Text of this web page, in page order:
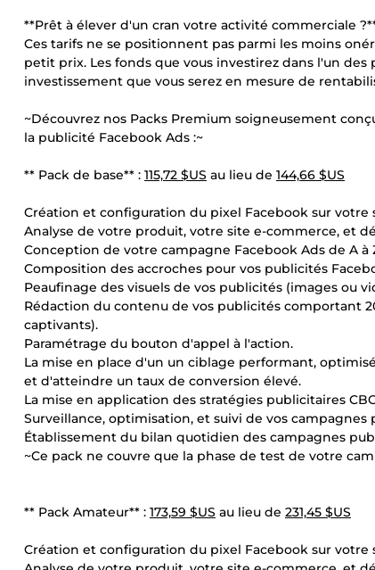
**Prêt à élever d'un cran votre activité commerciale
Ces tarifs ne se positionnent pas parmi les moins
petit prix. Les fonds que vous investirez dans l'un
investissement que vous serez en mesure de
~Découvrez nos Packs Premium soigneusement
la publicité Facebook Ads :~
** Pack de base** : 115,72 $US au lieu de 144,66 $US
Création et configuration du pixel Facebook sur
Analyse de votre produit, votre site e-commerce, et
Conception de votre campagne Facebook Ads de A à
Composition des accroches pour vos publicités
Peaufinage des visuels de vos publicités (images ou
Rédaction du contenu de vos publicités comportant
captivants).
Paramétrage du bouton d'appel à l'action.
La mise en place d'un un ciblage performant,
et d'atteindre un taux de conversion élevé.
La mise en application des stratégies publicitaires
Surveillance, optimisation, et suivi de vos
Établissement du bilan quotidien des campagnes
~Ce pack ne couvre que la phase de test de votre
** Pack Amateur** : 173,59 $US au lieu de 231,45 $US
Création et configuration du pixel Facebook sur